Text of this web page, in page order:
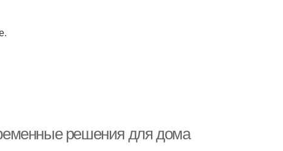
решения для дома